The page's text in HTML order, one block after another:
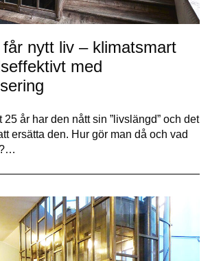
nytt liv – klimatsmart
med
25 år har den nått sin ”livslängd” och det
ersätta den. Hur gör man då och vad